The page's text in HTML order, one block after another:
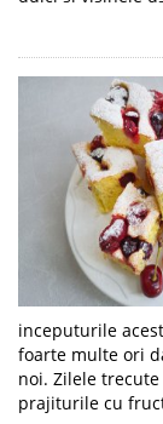
inceputurile
foarte multe ori
noi. Zilele
prajiturile cu